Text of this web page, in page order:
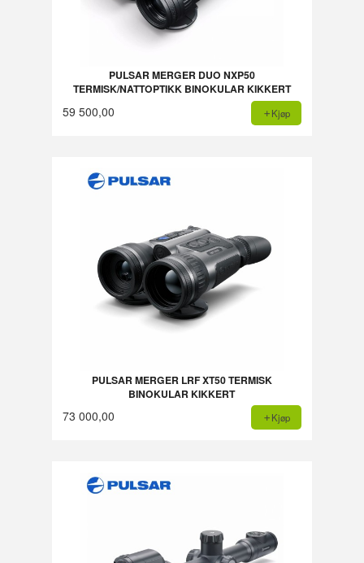
PULSAR MERGER DUO NXP50
TERMISK/NATTOPTIKK BINOKULAR KIKKERT
59 500,00 Kjøp
PULSAR MERGER LRF XT50 TERMISK
BINOKULAR KIKKERT
73 000,00 Kjøp